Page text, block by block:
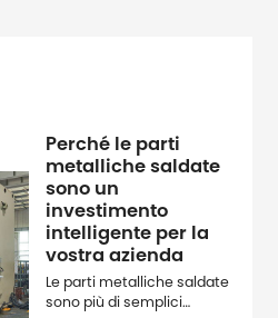
Perché le parti
metalliche saldate
sono un
investimento
intelligente per la
vostra azienda
Le parti metalliche saldate
sono più di semplici